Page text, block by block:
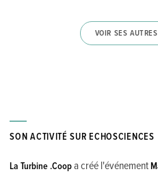
VOIR SES
SON ACTIVITÉ SUR ECHOSCIENCES
La Turbine .Coopa créé l'événement